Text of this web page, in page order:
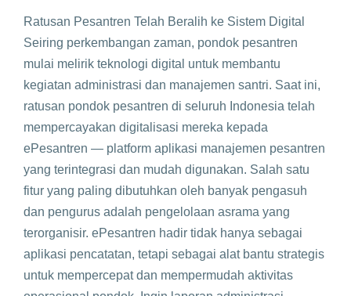
Ratusan Pesantren Telah Beralih ke Sistem Digital
Seiring perkembangan zaman, pondok pesantren
mulai melirik teknologi digital untuk membantu
kegiatan administrasi dan manajemen santri. Saat ini,
ratusan pondok pesantren di seluruh Indonesia telah
mempercayakan digitalisasi mereka kepada
ePesantren — platform aplikasi manajemen pesantren
yang terintegrasi dan mudah digunakan. Salah satu
fitur yang paling dibutuhkan oleh banyak pengasuh
dan pengurus adalah pengelolaan asrama yang
terorganisir. ePesantren hadir tidak hanya sebagai
aplikasi pencatatan, tetapi sebagai alat bantu strategis
untuk mempercepat dan mempermudah aktivitas